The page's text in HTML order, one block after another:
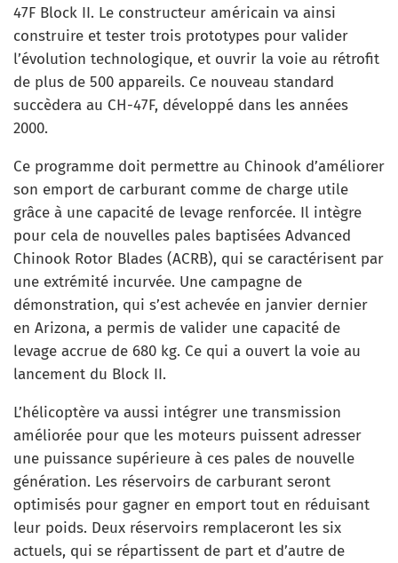
47F Block II. Le constructeur américain va ainsi
construire et tester trois prototypes pour valider
l’évolution technologique, et ouvrir la voie au rétrofit
de plus de 500 appareils. Ce nouveau standard
succèdera au CH-47F, développé dans les années
2000.
Ce programme doit permettre au Chinook d’améliorer
son emport de carburant comme de charge utile
grâce à une capacité de levage renforcée. Il intègre
pour cela de nouvelles pales baptisées Advanced
Chinook Rotor Blades (ACRB), qui se caractérisent par
une extrémité incurvée. Une campagne de
démonstration, qui s’est achevée en janvier dernier
en Arizona, a permis de valider une capacité de
levage accrue de 680 kg. Ce qui a ouvert la voie au
lancement du Block II.
L’hélicoptère va aussi intégrer une transmission
améliorée pour que les moteurs puissent adresser
une puissance supérieure à ces pales de nouvelle
génération. Les réservoirs de carburant seront
optimisés pour gagner en emport tout en réduisant
leur poids. Deux réservoirs remplaceront les six
actuels, qui se répartissent de part et d’autre de